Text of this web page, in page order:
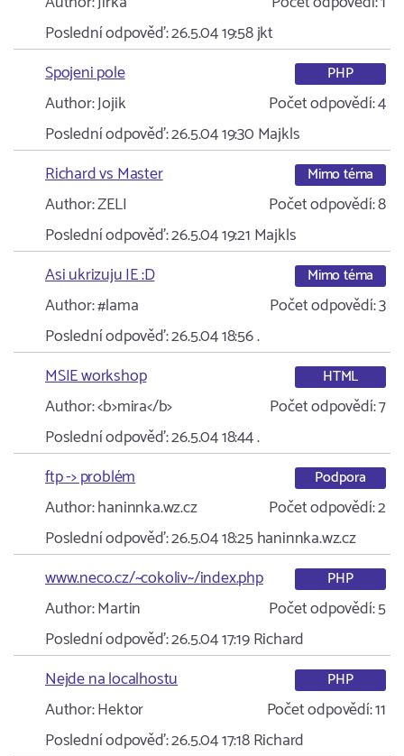
Poslední odpověď:26.5.04 19:58jkt
Spojeni pole
PHP
Author:Jojik Počet odpovědí:4
Poslední odpověď:26.5.04 19:30 Majkls
Richard vs Master
Mimo téma
Author:ZELI Počet odpovědí:8
Poslední odpověď:26.5.04 19:21 Majkls
Asi ukrizuju IE :D
Mimo téma
Author:#lama Počet odpovědí:3
Poslední odpověď:26.5.04 18:56.
MSIE workshop
HTML
Author:<b>mira</b> Počet odpovědí:7
Poslední odpověď:26.5.04 18:44.
ftp -> problém
Podpora
Author:haninnka.wz.cz Počet odpovědí:2
Poslední odpověď:26.5.04 18:25haninnka.wz.cz
www.neco.cz/~cokoliv~/index.php
PHP
Author:Martin Počet odpovědí:5
Poslední odpověď:26.5.04 17:19Richard
Nejde na localhostu
PHP
Author:Hektor Počet odpovědí:11
Poslední odpověď:26.5.04 17:18Richard